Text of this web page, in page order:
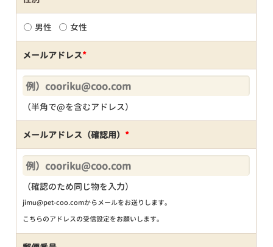
男性 女性
メールアドレス*
（半角で@を含むアドレス）
メールアドレス（確認用） *
（確認のため同じ物を入力）
jimu@pet-coo.comからメールをお送りします。
こちらのアドレスの受信設定をお願いします。